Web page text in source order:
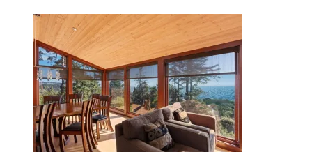
Kur nusipirkti medines
žaliuzes Klaipėdoje?
2026-08-01